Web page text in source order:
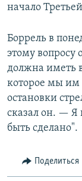
начало
Боррель в
этому вопросу
должна иметь
которое мы им
остановки
сказал он. — Я
быть сделано".
Поделиться